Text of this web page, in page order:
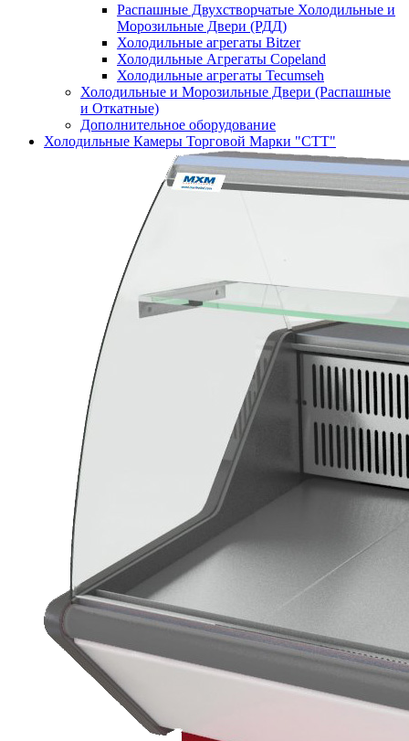
Распашные Двухстворчатые Холодильные и
Морозильные Двери (РДД)
Холодильные агрегаты Bitzer
Холодильные Агрегаты Copeland
Холодильные агрегаты Tecumseh
Холодильные и Морозильные Двери (Распашные
и Откатные)
Дополнительное оборудование
Холодильные Камеры Торговой Марки "СТТ"